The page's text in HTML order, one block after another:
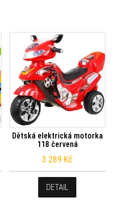
Dětská elektrická motorka
118 červená
3 289 Kč
DETAIL